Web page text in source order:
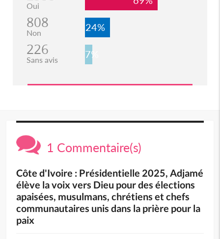
Oui
808
Non 24%
226
Sans avis 7%
1 Commentaire(s)
Côte d'Ivoire : Présidentielle 2025, Adjamé
élève la voix vers Dieu pour des élections
apaisées, musulmans, chrétiens et chefs
communautaires unis dans la prière pour la
paix